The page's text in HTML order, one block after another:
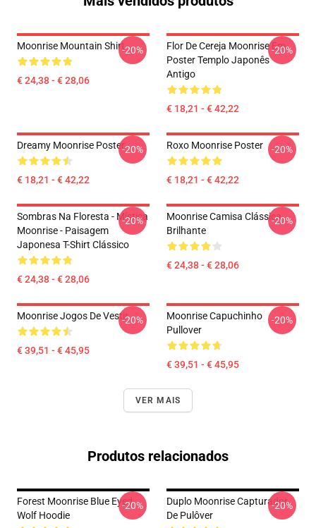
Moonrise Mountain Shirt
€ 24,38 - € 28,06
-20%
Flor De Cereja Moonrise Em
Poster Templo Japonês
Antigo
€ 18,21 - € 42,22
-20%
Dreamy Moonrise Poster
€ 18,21 - € 42,22
-20% Roxo Moonrise Poster
€ 18,21 - € 42,22
-20%
Sombras Na Floresta - Mística
Moonrise - Paisagem
Japonesa T-Shirt Clássico
€ 24,38 - € 28,06
-20%
Moonrise Camisa Clássica
Brilhante
€ 24,38 - € 28,06
-20%
Moonrise Jogos De Vestir
€ 39,51 - € 45,95
-20%
Moonrise Capuchinho
Pullover
€ 39,51 - € 45,95
-20%
VER MAIS
Produtos relacionados
Forest Moonrise Blue Eyed
Wolf Hoodie
-20%
Duplo Moonrise Capturador
De Pulôver
-20%